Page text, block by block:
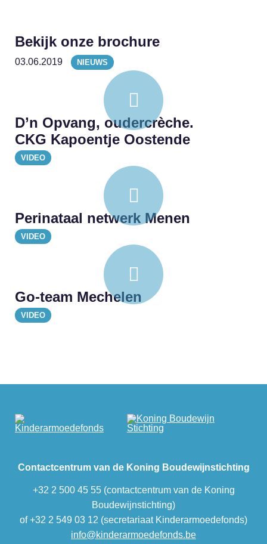
Bekijk onze brochure
03.06.2019 NIEUWS
D’n Opvang, oudercrèche.
CKG Kapoentje Oostende
VIDEO
Perinataal netwerk Menen
VIDEO
Go-team Mechelen
VIDEO
Contactcentrum van de Koning Boudewijnstichting
+32 2 500 45 55 (contactcentrum van de Koning
Boudewijnstichting)
of +32 2 549 03 12 (secretariaat Kinderarmoedefonds)
info@kinderarmoedefonds.be